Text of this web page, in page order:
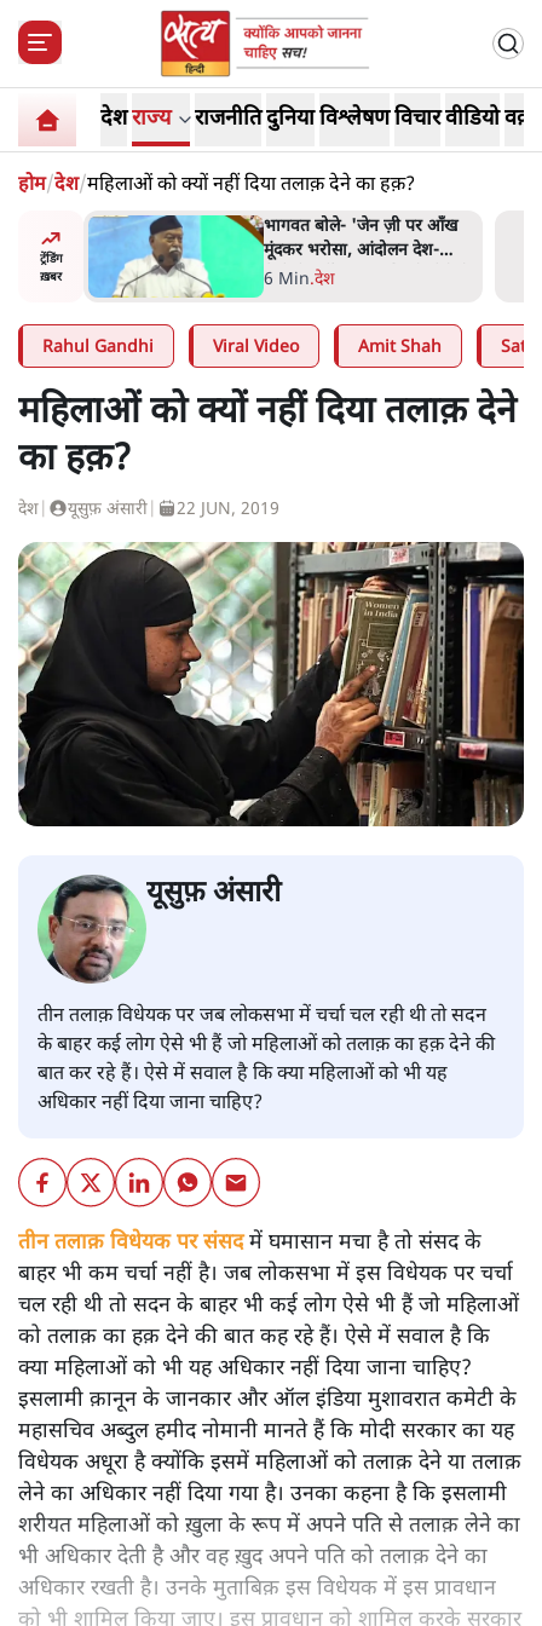
देशराज्य राजनीतिदुनियाविश्लेषणविचारवीडियो
होम/देश/महिलाओं को क्यों नहीं दिया तलाक़ देने का हक़?
ट्रेंडिंग
ख़बर
बोले थे-
अतीक अहमद के बेटे अबान अहमद
की सड़क हादसे में मौत, जेल में बंद
भाई से मिलने जा रहे थे
5 Min.उत्तर प्रदेश
Rahul Gandhi Viral Video Amit Shah
महिलाओं को क्यों नहीं दिया तलाक़ देने
का हक़?
देश यूसुफ़ अंसारी 22 JUN, 2019
यूसुफ़ अंसारी
तीन तलाक़ विधेयक पर जब लोकसभा में चर्चा चल रही थी तो सदन
के बाहर कई लोग ऐसे भी हैं जो महिलाओं को तलाक़ का हक़ देने की
बात कर रहे हैं। ऐसे में सवाल है कि क्या महिलाओं को भी यह
अधिकार नहीं दिया जाना चाहिए?
तीन तलाक़ विधेयक पर संसदमें घमासान मचा है तो संसद के
बाहर भी कम चर्चा नहीं है। जब लोकसभा में इस विधेयक पर चर्चा
चल रही थी तो सदन के बाहर भी कई लोग ऐसे भी हैं जो महिलाओं
को तलाक़ का हक़ देने की बात कह रहे हैं। ऐसे में सवाल है कि
क्या महिलाओं को भी यह अधिकार नहीं दिया जाना चाहिए?
इसलामी क़ानून के जानकार और ऑल इंडिया मुशावरात कमेटी के
महासचिव अब्दुल हमीद नोमानी मानते हैं कि मोदी सरकार का यह
विधेयक अधूरा है क्योंकि इसमें महिलाओं को तलाक़ देने या तलाक़
लेने का अधिकार नहीं दिया गया है। उनका कहना है कि इसलामी
शरीयत महिलाओं को ख़ुला के रूप में अपने पति से तलाक़ लेने का
भी अधिकार देती है और वह ख़ुद अपने पति को तलाक़ देने का
अधिकार रखती है। उनके मुताबिक़ इस विधेयक में इस प्रावधान
को भी शामिल किया जाए। इस प्रावधान को शामिल करके सरकार